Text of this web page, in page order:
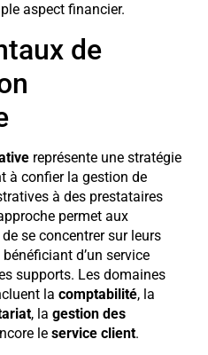
aspect financier.
de
représente une stratégie
à confier la gestion de
à des prestataires
permet aux
se concentrer sur leurs
d’un service
supports. Les domaines
la comptabilité, la
, la gestion des
le service client.